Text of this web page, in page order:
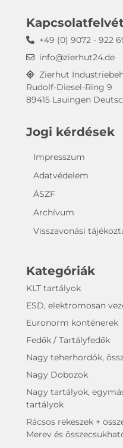
+49 (0) 9072 - 922
info@zierhut24.de
Zierhut
Rudolf-Diesel-Ring 9
89415 Lauingen
Jogi kérdések
Impresszum
Adatvédelem
ÁSZF
Archívum
Visszavonási
Kategóriák
KLT tartályok
ESD, elektromosan
Euronorm konténerek
Fedők / Tartályfedők
Nagy teherhordók,
Nagy Dobozok
Nagy tartályok,
tartályok
Rácsos rekeszek +
Merev és